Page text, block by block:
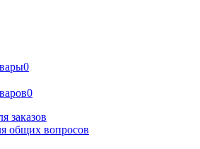
0
0
заказов
общих вопросов